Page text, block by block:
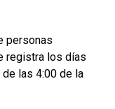
personas
registra los días
las 4:00 de la